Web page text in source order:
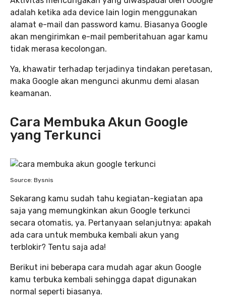
adalah ketika ada device lain login menggunakan
alamat e-mail dan password kamu. Biasanya Google
akan mengirimkan e-mail pemberitahuan agar kamu
tidak merasa kecolongan.
Ya, khawatir terhadap terjadinya tindakan peretasan,
maka Google akan mengunci akunmu demi alasan
keamanan.
Cara Membuka Akun Google
yang Terkunci
Source: Bysnis
Sekarang kamu sudah tahu kegiatan-kegiatan apa
saja yang memungkinkan akun Google terkunci
secara otomatis, ya. Pertanyaan selanjutnya: apakah
ada cara untuk membuka kembali akun yang
terblokir? Tentu saja ada!
Berikut ini beberapa cara mudah agar akun Google
kamu terbuka kembali sehingga dapat digunakan
normal seperti biasanya.